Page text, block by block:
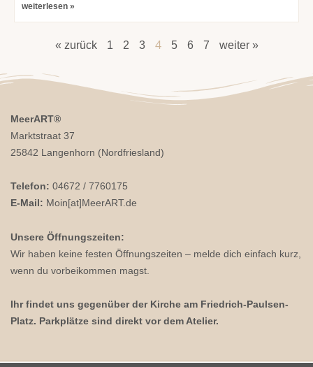
weiterlesen »
« zurück 1 2 3 4 5 6 7 weiter »
MeerART®
Marktstraat 37
25842 Langenhorn (Nordfriesland)
Telefon: 04672 / 7760175
E-Mail: Moin[at]MeerART.de
Unsere Öffnungszeiten:
Wir haben keine festen Öffnungszeiten – melde dich einfach kurz,
wenn du vorbeikommen magst.
Ihr findet uns gegenüber der Kirche am Friedrich-Paulsen-
Platz. Parkplätze sind direkt vor dem Atelier.